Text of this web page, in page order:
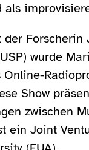
als
der Forscherin
wurde
Online-
Show
zwischen
ein Joint